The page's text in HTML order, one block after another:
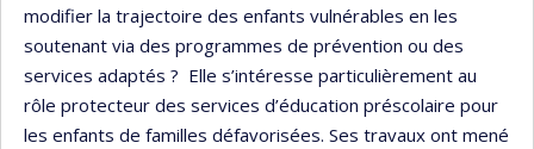
modifier la trajectoire des enfants vulnérables en les
soutenant via des programmes de prévention ou des
services adaptés ? Elle s’intéresse particulièrement au
rôle protecteur des services d’éducation préscolaire pour
les enfants de familles défavorisées. Ses travaux ont mené